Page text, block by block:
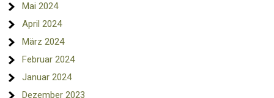
Mai 2024
April 2024
März 2024
Februar 2024
Januar 2024
Dezember 2023